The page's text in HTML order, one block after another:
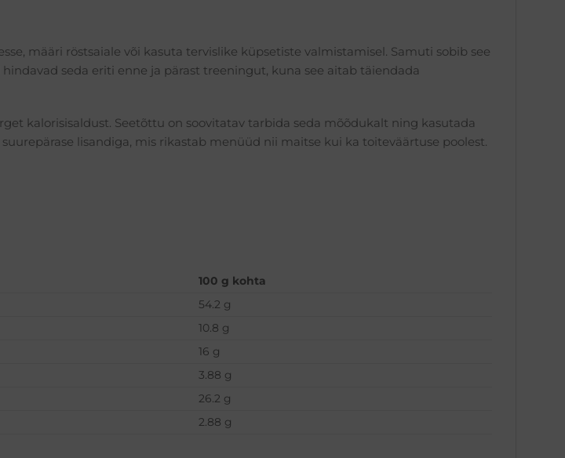
määri röstsaiale või kasuta tervislike küpsetiste valmistamisel. Samuti sobib see
seda eriti enne ja pärast treeningut, kuna see aitab täiendada
kalorisisaldust. Seetõttu on soovitatav tarbida seda mõõdukalt ning kasutada
lisandiga, mis rikastab menüüd nii maitse kui ka toiteväärtuse poolest.
100 g kohta
54.2 g
10.8 g
16 g
3.88 g
26.2 g
2.88 g